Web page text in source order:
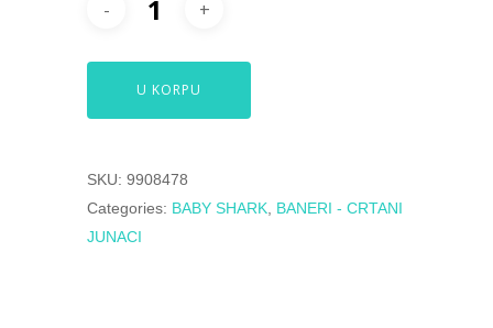
U KORPU
SKU: 9908478
Categories: BABY SHARK BANERI - CRTANI
JUNACI